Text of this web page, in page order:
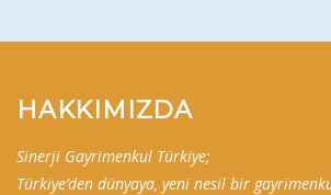
HAKKIMIZDA
Sinerji Gayrimenkul Türkiye;
Türkiye’den dünyaya, yeni nesil bir